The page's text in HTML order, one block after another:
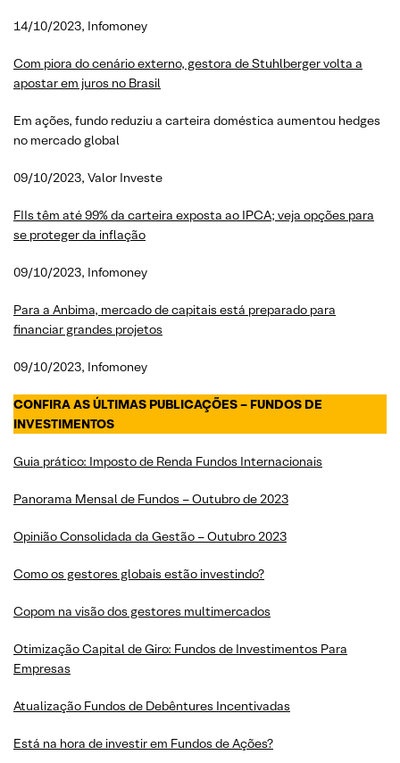
14/10/2023, Infomoney
Com piora do cenário externo, gestora de Stuhlberger volta a
apostar em juros no Brasil
Em ações, fundo reduziu a carteira doméstica aumentou hedges
no mercado global
09/10/2023, Valor Investe
FIIs têm até 99% da carteira exposta ao IPCA; veja opções para
se proteger da inflação
09/10/2023, Infomoney
Para a Anbima, mercado de capitais está preparado para
financiar grandes projetos
09/10/2023, Infomoney
CONFIRA AS ÚLTIMAS PUBLICAÇÕES – FUNDOS DE
INVESTIMENTOS
Guia prático: Imposto de Renda Fundos Internacionais
Panorama Mensal de Fundos – Outubro de 2023
Opinião Consolidada da Gestão – Outubro 2023
Como os gestores globais estão investindo?
Copom na visão dos gestores multimercados
Otimização Capital de Giro: Fundos de Investimentos Para
Empresas
Atualização Fundos de Debêntures Incentivadas
Está na hora de investir em Fundos de Ações?